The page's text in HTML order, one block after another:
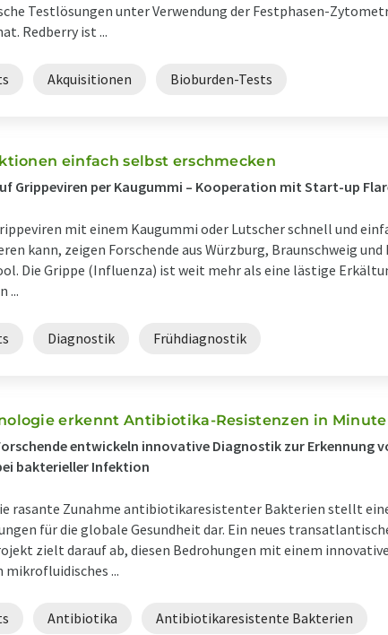
Testlösungen unter Verwendung der Festphasen-
Redberry ist ...
Akquisitionen Bioburden-Tests
einfach selbst erschmecken
Grippeviren per Kaugummi – Kooperation mit Start-up
mit einem Kaugummi oder Lutscher schnell und
kann, zeigen Forschende aus Würzburg, Braunschweig
Die Grippe (Influenza) ist weit mehr als eine lästige
...
Diagnostik Frühdiagnostik
erkennt Antibiotika-Resistenzen in
entwickeln innovative Diagnostik zur Erkennung
bakterieller Infektion
rasante Zunahme antibiotikaresistenter Bakterien stellt
für die globale Gesundheit dar. Ein neues
zielt darauf ab, diesen Bedrohungen mit einem
mikrofluidisches ...
Antibiotika Antibiotikaresistente Bakterien